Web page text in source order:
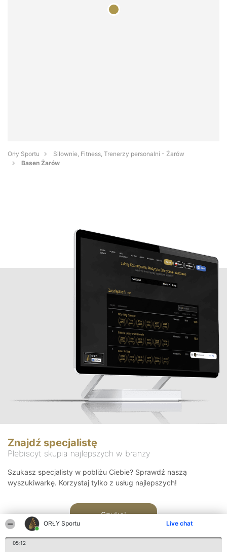
ORŁY Sportu Live chat
05:12
Orły Sportu
Siłownie, Fitness, Trenerzy personalni - Żarów
Basen Żarów
Znajdź specjalistę
Plebiscyt skupia najlepszych w branży
Szukasz specjalisty w pobliżu Ciebie? Sprawdź naszą
wyszukiwarkę. Korzystaj tylko z usług najlepszych!
Szukaj